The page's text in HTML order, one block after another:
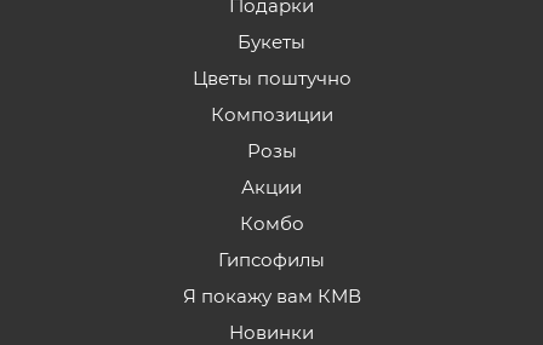
Подарки
Букеты
Цветы поштучно
Композиции
Розы
Акции
Комбо
Гипсофилы
Я покажу вам КМВ
Новинки